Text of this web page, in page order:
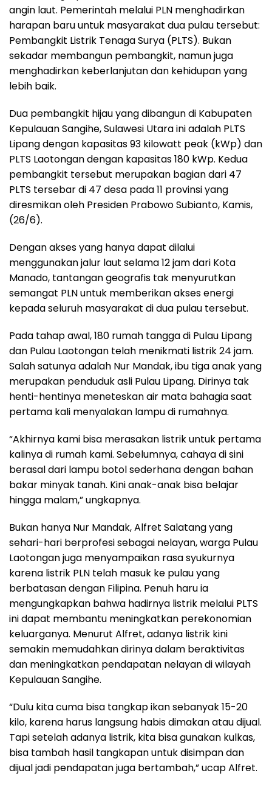
angin laut. Pemerintah melalui PLN menghadirkan
harapan baru untuk masyarakat dua pulau tersebut:
Pembangkit Listrik Tenaga Surya (PLTS). Bukan
sekadar membangun pembangkit, namun juga
menghadirkan keberlanjutan dan kehidupan yang
lebih baik.
Dua pembangkit hijau yang dibangun di Kabupaten
Kepulauan Sangihe, Sulawesi Utara ini adalah PLTS
Lipang dengan kapasitas 93 kilowatt peak (kWp) dan
PLTS Laotongan dengan kapasitas 180 kWp. Kedua
pembangkit tersebut merupakan bagian dari 47
PLTS tersebar di 47 desa pada 11 provinsi yang
diresmikan oleh Presiden Prabowo Subianto, Kamis,
(26/6).
Dengan akses yang hanya dapat dilalui
menggunakan jalur laut selama 12 jam dari Kota
Manado, tantangan geografis tak menyurutkan
semangat PLN untuk memberikan akses energi
kepada seluruh masyarakat di dua pulau tersebut.
Pada tahap awal, 180 rumah tangga di Pulau Lipang
dan Pulau Laotongan telah menikmati listrik 24 jam.
Salah satunya adalah Nur Mandak, ibu tiga anak yang
merupakan penduduk asli Pulau Lipang. Dirinya tak
henti-hentinya meneteskan air mata bahagia saat
pertama kali menyalakan lampu di rumahnya.
“Akhirnya kami bisa merasakan listrik untuk pertama
kalinya di rumah kami. Sebelumnya, cahaya di sini
berasal dari lampu botol sederhana dengan bahan
bakar minyak tanah. Kini anak-anak bisa belajar
hingga malam,” ungkapnya.
Bukan hanya Nur Mandak, Alfret Salatang yang
sehari-hari berprofesi sebagai nelayan, warga Pulau
Laotongan juga menyampaikan rasa syukurnya
karena listrik PLN telah masuk ke pulau yang
berbatasan dengan Filipina. Penuh haru ia
mengungkapkan bahwa hadirnya listrik melalui PLTS
ini dapat membantu meningkatkan perekonomian
keluarganya. Menurut Alfret, adanya listrik kini
semakin memudahkan dirinya dalam beraktivitas
dan meningkatkan pendapatan nelayan di wilayah
Kepulauan Sangihe.
“Dulu kita cuma bisa tangkap ikan sebanyak 15-20
kilo, karena harus langsung habis dimakan atau dijual.
Tapi setelah adanya listrik, kita bisa gunakan kulkas,
bisa tambah hasil tangkapan untuk disimpan dan
dijual jadi pendapatan juga bertambah,” ucap Alfret.